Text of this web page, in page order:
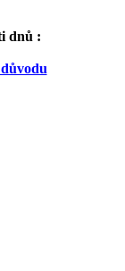
dnů :